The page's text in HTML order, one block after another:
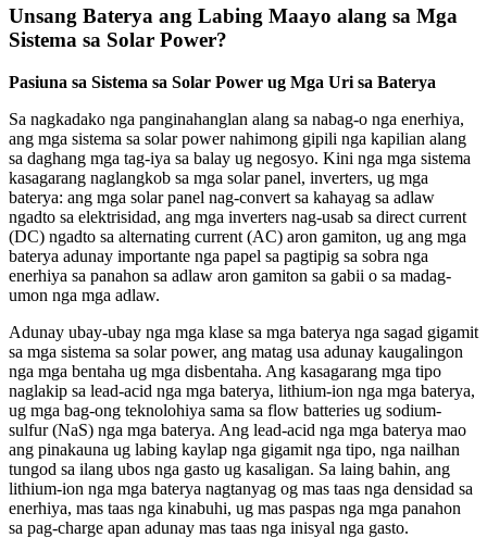
Unsang Baterya ang Labing Maayo alang sa Mga
Sistema sa Solar Power?
Pasiuna sa Sistema sa Solar Power ug Mga Uri sa Baterya
Sa nagkadako nga panginahanglan alang sa nabag-o nga enerhiya,
ang mga sistema sa solar power nahimong gipili nga kapilian alang
sa daghang mga tag-iya sa balay ug negosyo. Kini nga mga sistema
kasagarang naglangkob sa mga solar panel, inverters, ug mga
baterya: ang mga solar panel nag-convert sa kahayag sa adlaw
ngadto sa elektrisidad, ang mga inverters nag-usab sa direct current
(DC) ngadto sa alternating current (AC) aron gamiton, ug ang mga
baterya adunay importante nga papel sa pagtipig sa sobra nga
enerhiya sa panahon sa adlaw aron gamiton sa gabii o sa madag-
umon nga mga adlaw.
Adunay ubay-ubay nga mga klase sa mga baterya nga sagad gigamit
sa mga sistema sa solar power, ang matag usa adunay kaugalingon
nga mga bentaha ug mga disbentaha. Ang kasagarang mga tipo
naglakip sa lead-acid nga mga baterya, lithium-ion nga mga baterya,
ug mga bag-ong teknolohiya sama sa flow batteries ug sodium-
sulfur (NaS) nga mga baterya. Ang lead-acid nga mga baterya mao
ang pinakauna ug labing kaylap nga gigamit nga tipo, nga nailhan
tungod sa ilang ubos nga gasto ug kasaligan. Sa laing bahin, ang
lithium-ion nga mga baterya nagtanyag og mas taas nga densidad sa
enerhiya, mas taas nga kinabuhi, ug mas paspas nga mga panahon
sa pag-charge apan adunay mas taas nga inisyal nga gasto.